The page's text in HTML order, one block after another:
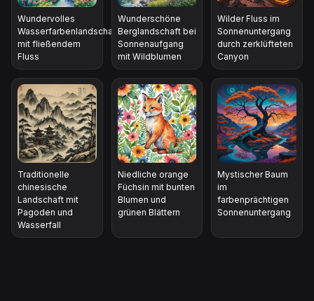
Wundervolles
Wasserfarbenlandschaft
mit fließendem
Fluss
Wunderschöne
Berglandschaft bei
Sonnenaufgang
mit Wildblumen
Wilder Fluss im
Sonnenuntergang
durch zerklüfteten
Canyon
Traditionelle
chinesische
Landschaft mit
Pagoden und
Wasserfall
Niedliche orange
Füchsin mit bunten
Blumen und
grünen Blättern
Mystischer Baum
im
farbenprächtigen
Sonnenuntergang